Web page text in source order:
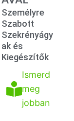
Személyre
Szabott
Szekrényágy
ak és
Kiegészítők
Ismerd
meg
jobban